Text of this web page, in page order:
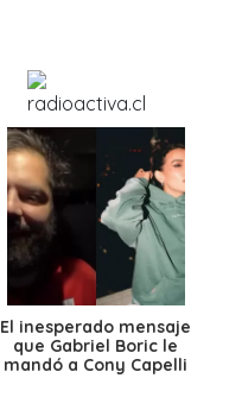
El inesperado mensaje
que Gabriel Boric le
mandó a Cony Capelli